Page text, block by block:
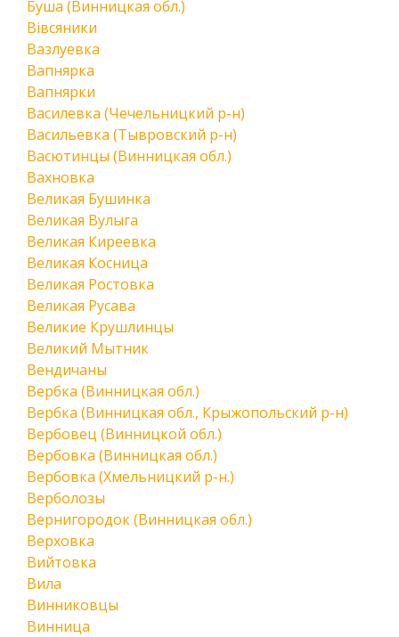
Буша (Винницкая обл.)
Вівсяники
Вазлуевка
Вапнярка
Вапнярки
Василевка (Чечельницкий р-н)
Васильевка (Тывровский р-н)
Васютинцы (Винницкая обл.)
Вахновка
Великая Бушинка
Великая Вулыга
Великая Киреевка
Великая Косница
Великая Ростовка
Великая Русава
Великие Крушлинцы
Великий Мытник
Вендичаны
Вербка (Винницкая обл.)
Вербка (Винницкая обл., Крыжопольский р-н)
Вербовец (Винницкой обл.)
Вербовка (Винницкая обл.)
Вербовка (Хмельницкий р-н.)
Верболозы
Вернигородок (Винницкая обл.)
Верховка
Вийтовка
Вила
Винниковцы
Винница